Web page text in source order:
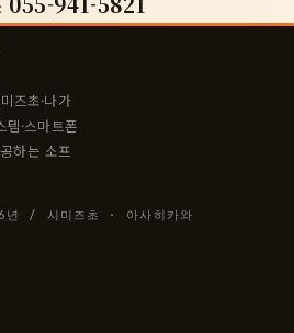
즈초·나가
·스마트폰
하는 소프
/ 시미즈초 · 아사히카와